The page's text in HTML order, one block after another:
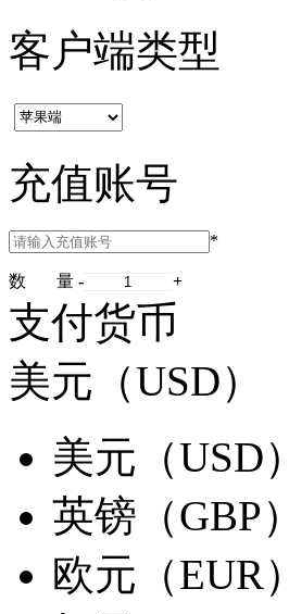
客户端类型
充值账号
*
数 量 - +
支付货币
美元（USD）
美元（USD）
英镑（GBP）
欧元（EUR）